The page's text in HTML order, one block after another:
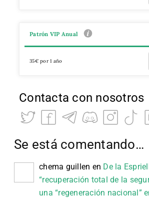
Patrón VIP Anual
35€ por 1 año
Contacta con nosotros
Se está comentando…
chema guillen en De la
“recuperación total de la
una “regeneración nacional”